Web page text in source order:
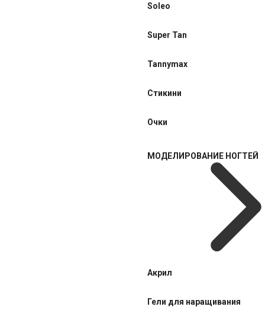
Soleo
Super Tan
Tannymax
Стикини
Очки
МОДЕЛИРОВАНИЕ НОГТЕЙ
Акрил
Гели для наращивания